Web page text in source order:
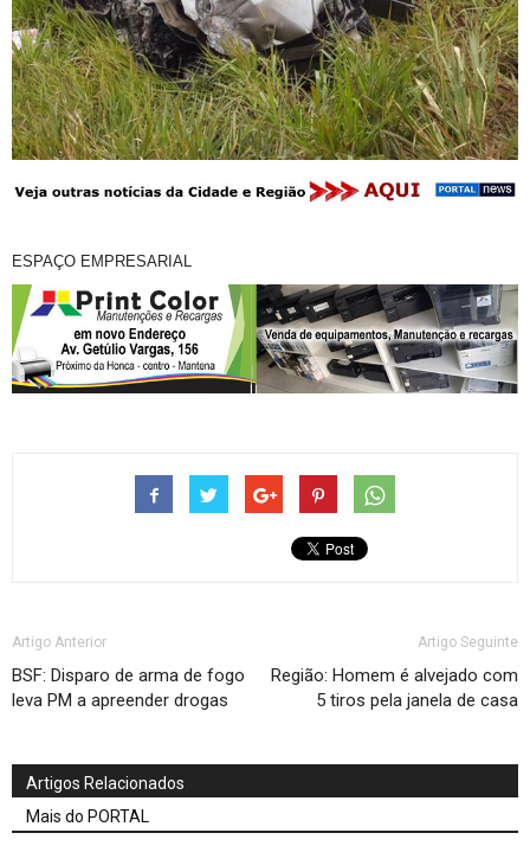
ESPAÇO EMPRESARIAL
Artigo Anterior
BSF: Disparo de arma de fogo
leva PM a apreender drogas
Artigo Seguinte
Região: Homem é alvejado com
5 tiros pela janela de casa
Artigos Relacionados
Mais do PORTAL